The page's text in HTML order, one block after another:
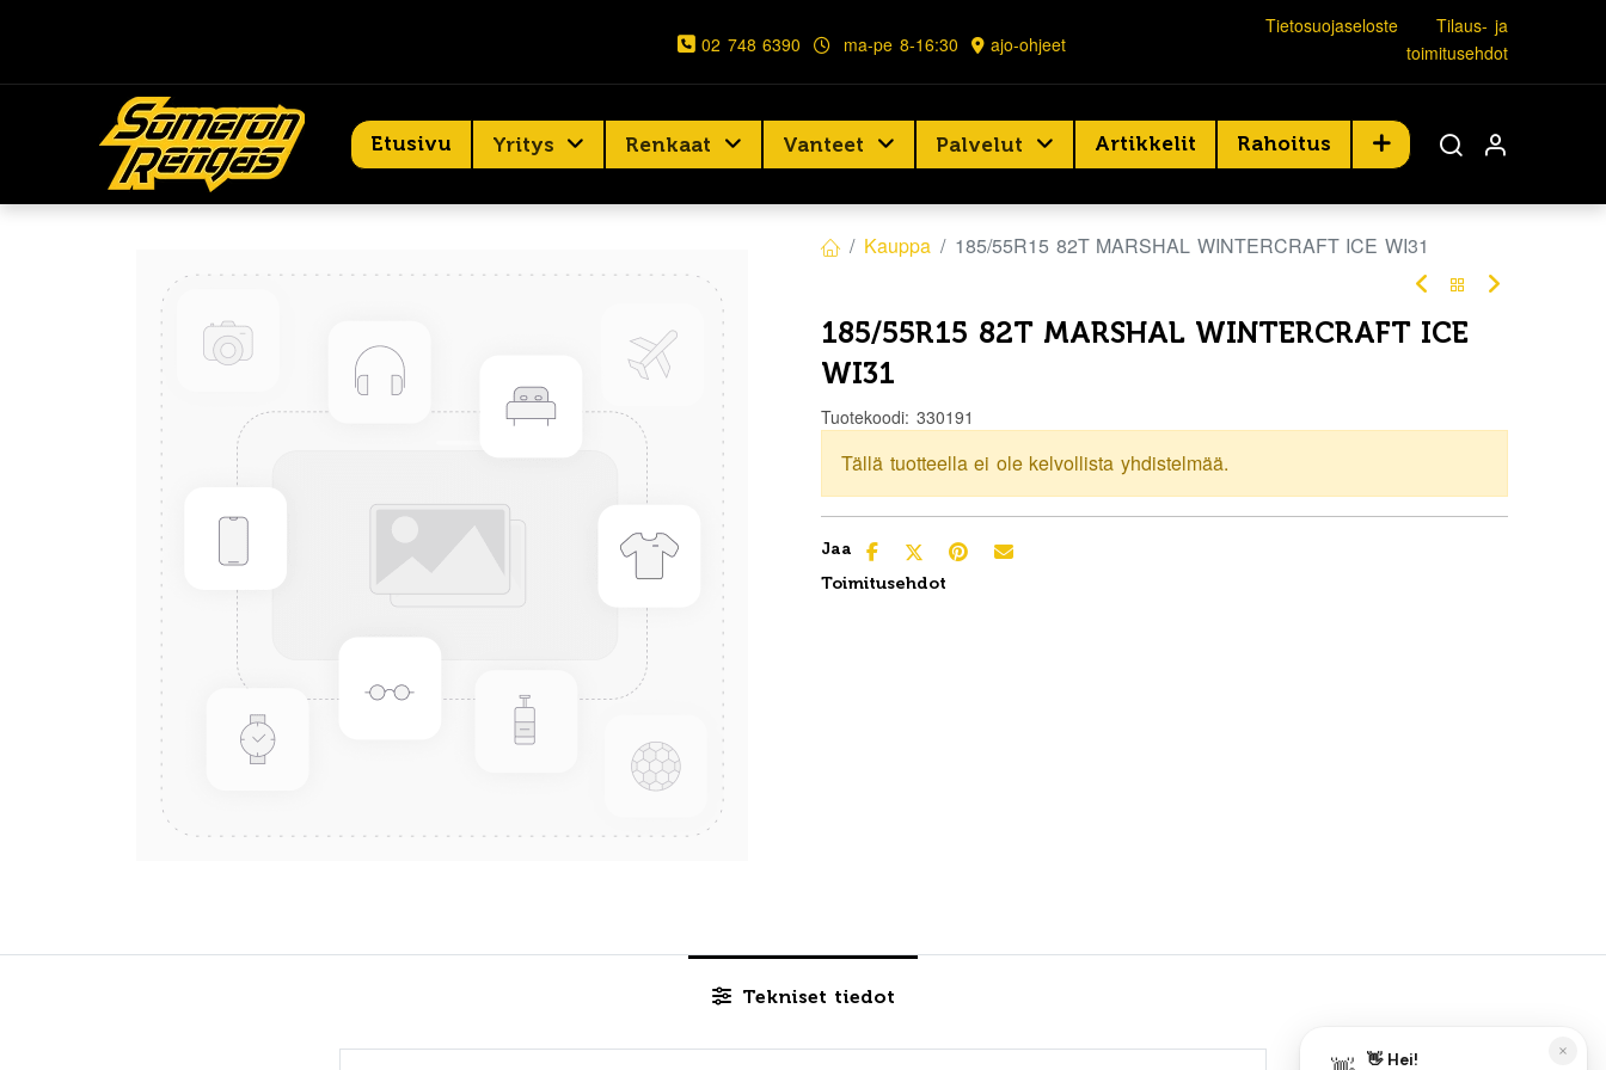
02 748 6390 ma-pe 8-16:30 ajo-ohjeet
Tietosuojaseloste
Tilaus- ja
toimitusehdot
Etusivu Yritys Renkaat Vanteet Palvelut Artikkelit Rahoitus
Kauppa 185/55R15 82T MARSHAL WINTERCRAFT ICE WI31
185/55R15 82T MARSHAL WINTERCRAFT ICE
WI31
Tuotekoodi: 330191
Tällä tuotteella ei ole kelvollista yhdistelmää.
Jaa
Toimitusehdot
Tekniset tiedot